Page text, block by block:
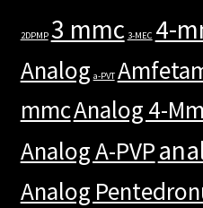
2DPMP 3 mmc 3-MEC 4-
Analog a-PVT
mmcAnalog 4-
Analog A-PVP
Analog